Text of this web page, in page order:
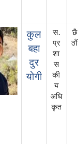
कुल
बहा
दुर
योगी
स.
प्र
शा
स
की
य
अधि
कृत
छै
ठौं